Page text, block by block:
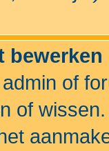
of
of